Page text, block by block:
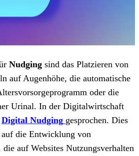
Nudging sind das Platzieren von
auf Augenhöhe, die automatische
oder die
Urinal. In der Digitalwirtschaft
Digital Nudging gesprochen. Dies
die Entwicklung von
die auf Websites Nutzungsverhalten